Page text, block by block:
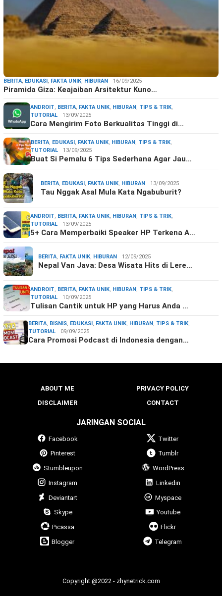
BERITA, EDUKASI , FAKTA UNIK, HIBURAN 16/09/2025
Piramida Giza: Keajaiban Arsitektur Kuno…
ANDROIT, BERITA, FAKTA UNIK, HIBURAN , TIPS & TRIK,
TUTORIAL
13/09/2025
Cara Mengirim Foto Berkualitas Tinggi di…
BERITA, EDUKASI , FAKTA UNIK, HIBURAN , TIPS & TRIK,
TUTORIAL
13/09/2025
Buat Si Pemalu 6 Tips Sederhana Agar Jau…
BERITA, EDUKASI , FAKTA UNIK, HIBURAN 13/09/2025
Tau Nggak Asal Mula Kata Ngabuburit?
ANDROIT, BERITA, FAKTA UNIK, HIBURAN , TIPS & TRIK,
TUTORIAL
13/09/2025
5+ Cara Memperbaiki Speaker HP Terkena A…
BERITA, FAKTA UNIK, HIBURAN 12/09/2025
Nepal Van Java: Desa Wisata Hits di Lere…
ANDROIT, BERITA, FAKTA UNIK, HIBURAN , TIPS & TRIK,
TUTORIAL
10/09/2025
Tulisan Cantik untuk HP yang Harus Anda …
BERITA, BISNIS, EDUKASI , FAKTA UNIK, HIBURAN , TIPS & TRIK,
TUTORIAL
09/09/2025
Cara Promosi Podcast di Indonesia dengan…
ABOUT ME
PRIVACY POLICY
DISCLAIMER
CONTACT
JARINGAN SOCIAL
Facebook
Twitter
Pinterest
Tumblr
Stumbleupon
WordPress
Instagram
Linkedin
Deviantart
Myspace
Skype
Youtube
Picassa
Flickr
Blogger
Telegram
Copyright @2022 - zhynetrick.com